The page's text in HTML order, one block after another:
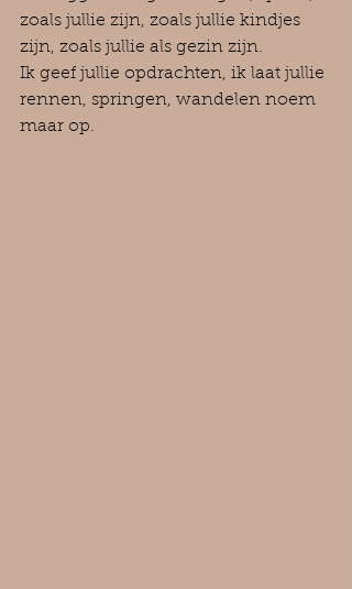
zoals jullie zijn, zoals jullie kindjes
zijn, zoals jullie als gezin zijn.
Ik geef jullie opdrachten, ik laat jullie
rennen, springen, wandelen noem
maar op.